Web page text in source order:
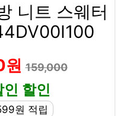
니트 스웨터
원159,000
인 할인
원 적립